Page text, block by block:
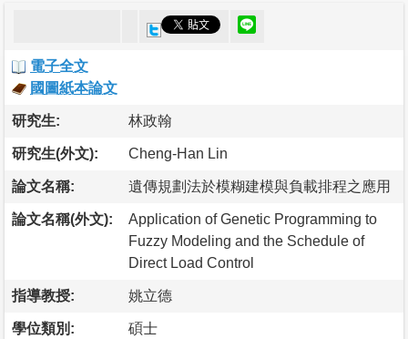
電子全文
國圖紙本論文
研究生: 林政翰
研究生(外文): Cheng-Han Lin
論文名稱: 遺傳規劃法於模糊建模與負載排程之應用
論文名稱(外文):
Application of Genetic Programming to
Fuzzy Modeling and the Schedule of
Direct Load Control
指導教授: 姚立德
學位類別: 碩士